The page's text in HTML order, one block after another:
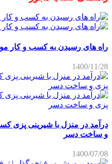
راه های رسیدن به کسب و کار
1400/11/28
درآمد در منزل با شیرینی پزی
و ساخت دسر
1400/07/08